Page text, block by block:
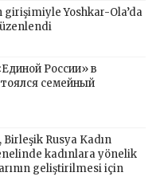
girişimiyle Yoshkar-Ola’da
России» в
семейный
Birleşik Rusya Kadın
kadınlara yönelik
geliştirilmesi için